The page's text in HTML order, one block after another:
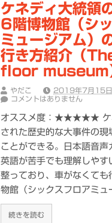
ケネディ大統領
6階博物館（シ
ミュージアム）
行き方紹介（
floor museum
やだこ 2019年7月15日
コメントはありません
オススメ度：★★★★★ ケ
された歴史的な大事件の現
ことができる。日本語音声
英語が苦手でも理解しやす
整っており、車がなくて
物館（シックスフロアミ
続きを読む